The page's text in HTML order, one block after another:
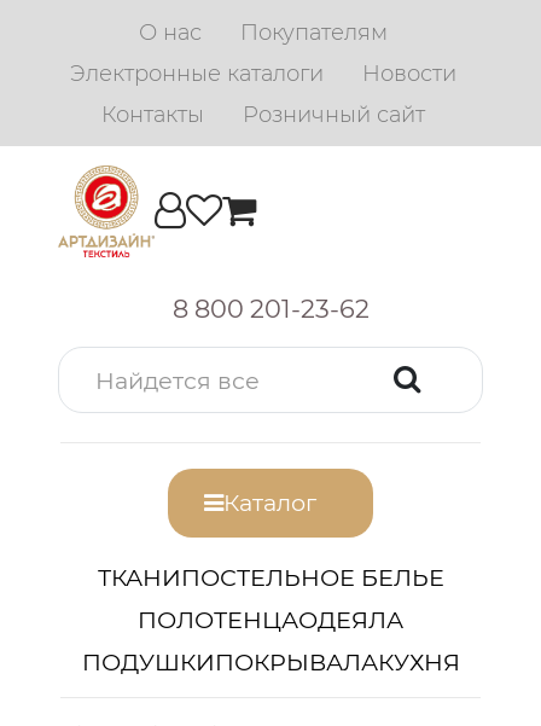
О нас
Покупателям
Электронные каталоги
Новости
Контакты
Розничный сайт
8 800 201-23-62
Каталог
ТКАНИПОСТЕЛЬНОЕ БЕЛЬЕ
ПОЛОТЕНЦАОДЕЯЛА
ПОДУШКИПОКРЫВАЛАКУХНЯ